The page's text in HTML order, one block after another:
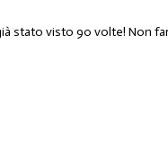
stato visto 90 volte! Non